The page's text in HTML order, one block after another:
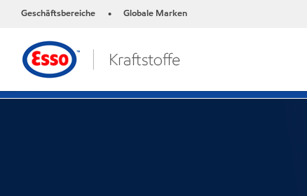
Geschäftsbereiche • Globale Marken